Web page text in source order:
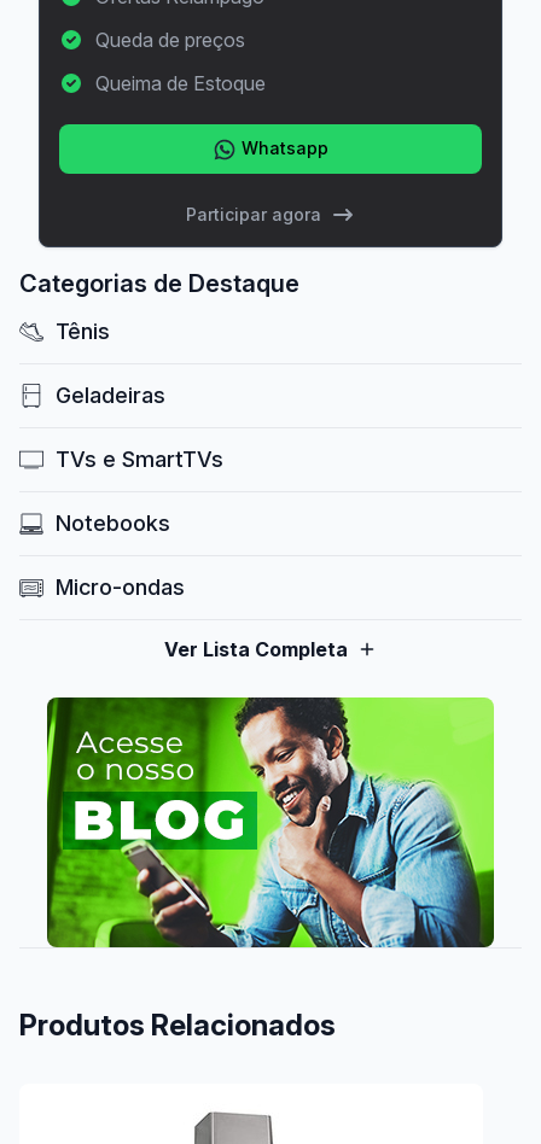
Queda de preços
Queima de Estoque
Whatsapp
Participar agora
Categorias de Destaque
Tênis
Geladeiras
TVs e SmartTVs
Notebooks
Micro-ondas
Ver Lista Completa
Produtos Relacionados